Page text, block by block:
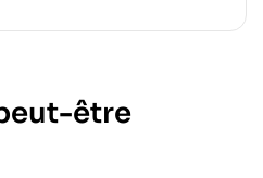
être